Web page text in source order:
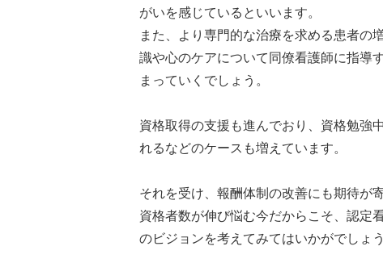
がいを感じているといいます。
また、より専門的な治療を求める患者の増
識や心のケアについて同僚看護師に指導
まっていくでしょう。
資格取得の支援も進んでおり、資格勉強
れるなどのケースも増えています。
それを受け、報酬体制の改善にも期待が
資格者数が伸び悩む今だからこそ、認定
のビジョンを考えてみてはいかがでしょう